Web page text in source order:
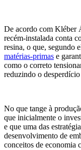
De acordo com Kléber
recém-instalada conta
resina, o que, segundo
matérias-primas e
como o correto
reduzindo o
No que tange à
que inicialmente o
e que uma das
desenvolvimento de
conceitos de economia